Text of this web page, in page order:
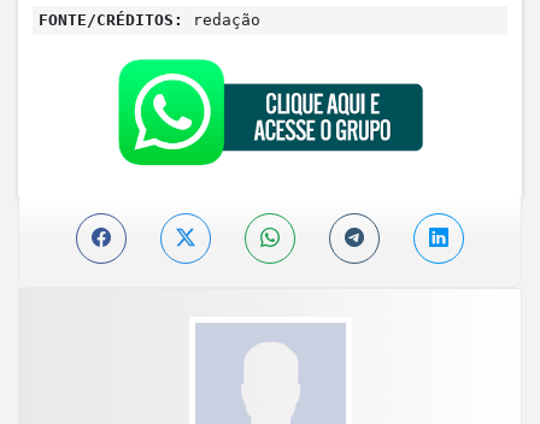
FONTE/CRÉDITOS: redação